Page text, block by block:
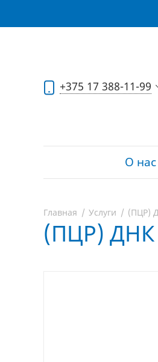
+375 17 388-11-99
О нас
Главная Услуги (ПЦР)
(ПЦР) ДНК